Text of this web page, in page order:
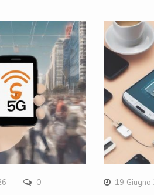
0 19 Giugno